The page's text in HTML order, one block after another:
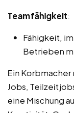
Teamfähigkeit:
Fähigkeit,
Betrieben
Ein Korbmacher
Jobs,
eine Mischung